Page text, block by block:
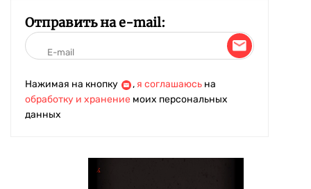
Отправить на e-mail:
Нажимая на кнопку , я соглашаюсь на
обработку и хранение моих персональных
данных